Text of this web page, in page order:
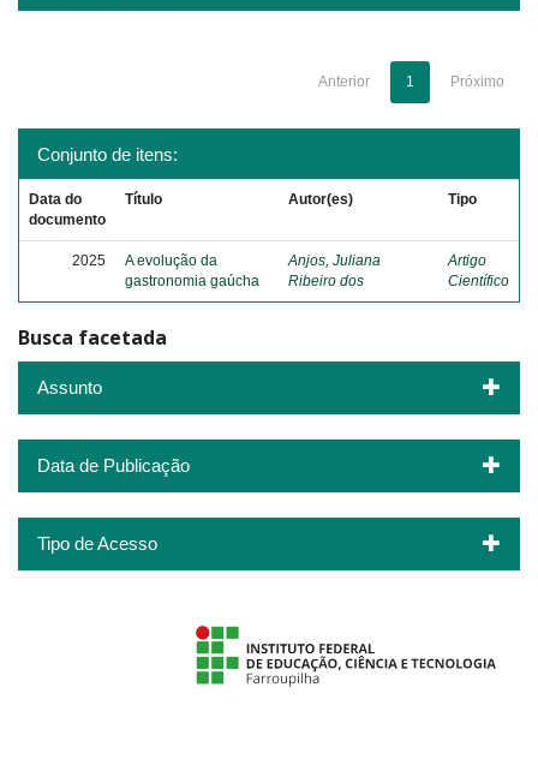
Anterior 1 Próximo
Conjunto de itens:
Data do
documento
Título Autor(es) Tipo
2025
A evolução da
gastronomia gaúcha
Anjos, Juliana
Ribeiro dos
Artigo
Científico
Busca facetada
Assunto
Data de Publicação
Tipo de Acesso